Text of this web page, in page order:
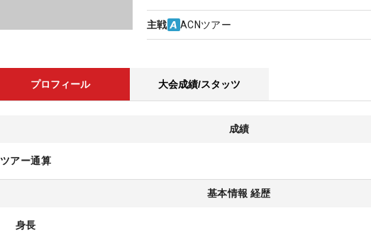
主戦 ACNツアー
プロフィール 大会成績/スタッツ
成績
ツアー通算
基本情報 経歴
身長